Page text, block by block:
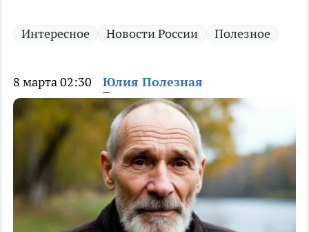
Интересное Новости России Полезное
8 марта 02:30 Юлия Полезная